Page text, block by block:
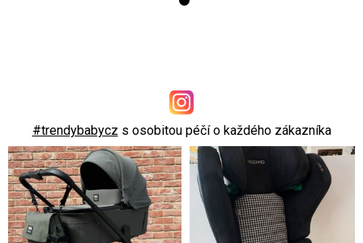
#trendybabycz s osobitou péčí o každého zákazníka